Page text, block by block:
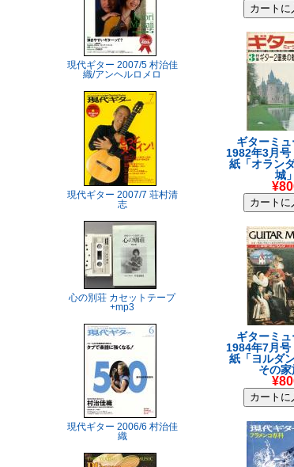
現代ギター 2007/5 村治佳
織/アンヘルロメロ
現代ギター 2007/7 荘村清
志
心の別荘 カセットテープ
+mp3
現代ギター 2006/6 村治佳
織
ギターミュ
1982年3月
紙「オラン
城」
ギターミュ
1984年7月
紙「ヨルダ
その家